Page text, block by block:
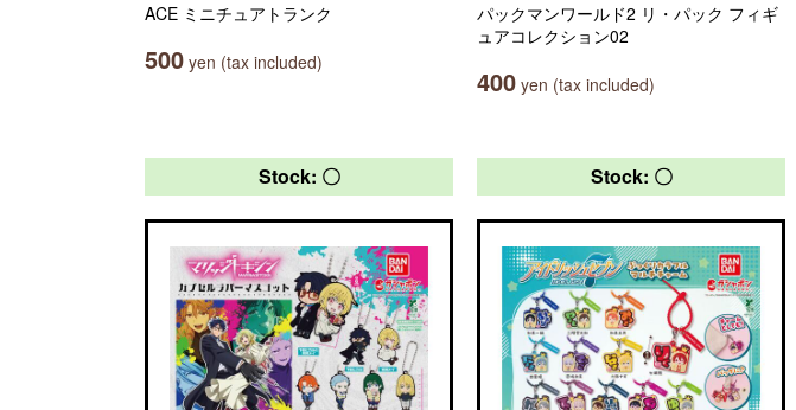
ACE ミニチュアトランク
500 yen (tax included)
パックマンワールド2 リ・パック フィギ
ュアコレクション02
400 yen (tax included)
Stock: 〇 Stock: 〇